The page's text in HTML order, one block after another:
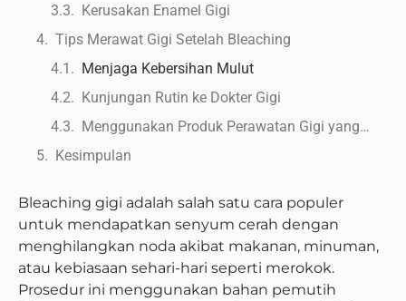
Kerusakan Enamel Gigi
Tips Merawat Gigi Setelah Bleaching
Menjaga Kebersihan Mulut
Kunjungan Rutin ke Dokter Gigi
Menggunakan Produk Perawatan Gigi yang Tepat
Kesimpulan
Bleaching gigi adalah salah satu cara populer
untuk mendapatkan senyum cerah dengan
menghilangkan noda akibat makanan, minuman,
atau kebiasaan sehari-hari seperti merokok.
Prosedur ini menggunakan bahan pemutih